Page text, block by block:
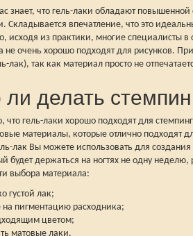
знает, что гель-лаки обладают
Складывается впечатление, что это
исходя из практики, многие специалисты
не очень хорошо подходят для рисунков.
лак), так как материал просто не
делать
что гель-лаки хорошо подходят для
материалы, которые отлично подходят
лак Вы можете использовать для создания
будет держаться на ногтях не одну
выбора материала:
густой лак;
на пигментацию расходника;
цветом;
матовые лаки.